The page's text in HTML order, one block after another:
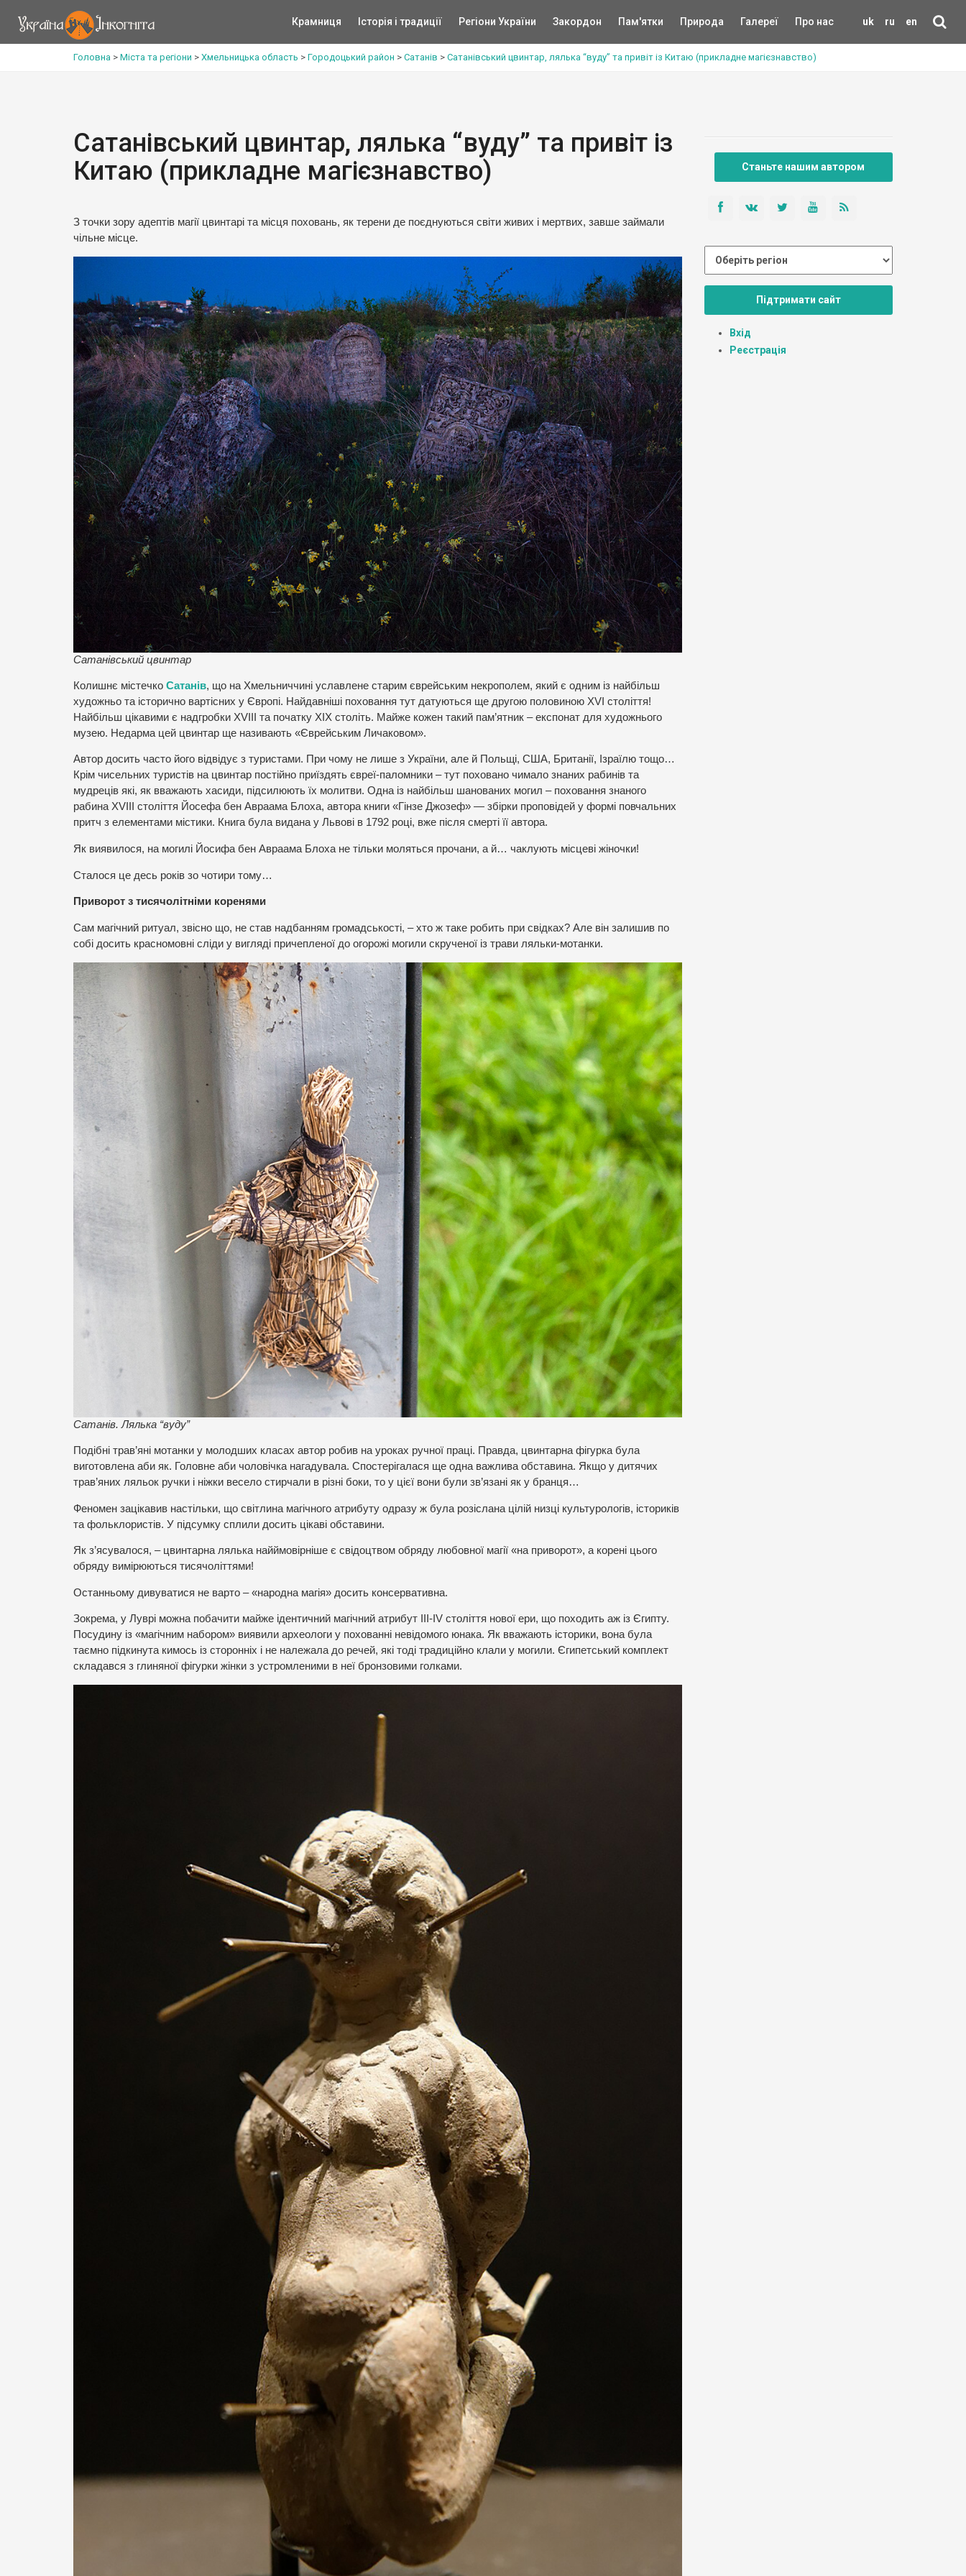
uk ru en
Крамниця Історія і традиції Регіони України Закордон Пам'ятки Природа Галереї Про нас
Головна > Міста та регіони > Хмельницька область > Городоцький район > Сатанів > Сатанівський цвинтар, лялька “вуду” та привіт із Китаю (прикладне магієзнавство)
Сатанівський цвинтар, лялька “вуду” та привіт із
Китаю (прикладне магієзнавство)
З точки зору адептів магії цвинтарі та місця поховань, як терени де поєднуються світи живих і мертвих, завше займали
чільне місце.
Сатанівський цвинтар
Колишнє містечко Сатанів, що на Хмельниччині уславлене старим єврейським некрополем, який є одним із найбільш
художньо та історично вартісних у Європі. Найдавніші поховання тут датуються ще другою половиною ХVІ століття!
Найбільш цікавими є надгробки ХVІІІ та початку ХІХ століть. Майже кожен такий пам’ятник – експонат для художнього
музею. Недарма цей цвинтар ще називають «Єврейським Личаковом».
Автор досить часто його відвідує з туристами. При чому не лише з України, але й Польщі, США, Британії, Ізраїлю тощо…
Крім чисельних туристів на цвинтар постійно приїздять євреї-паломники – тут поховано чимало знаних рабинів та
мудреців які, як вважають хасиди, підсилюють їх молитви. Одна із найбільш шанованих могил – поховання знаного
рабина XVIII століття Йосефа бен Авраама Блоха, автора книги «Гінзе Джозеф» — збірки проповідей у ​​формі повчальних
притч з елементами містики. Книга була видана у Львові в 1792 році, вже після смерті її автора.
Як виявилося, на могилі Йосифа бен Авраама Блоха не тільки моляться прочани, а й… чаклують місцеві жіночки!
Сталося це десь років зо чотири тому…
Приворот з тисячолітніми коренями
Сам магічний ритуал, звісно що, ​​не став надбанням громадськості, – хто ж таке робить при свідках? Але він залишив по
собі досить красномовні сліди у вигляді причепленої до огорожі могили скрученої із трави ляльки-мотанки.
Сатанів. Лялька “вуду”
Подібні трав’яні мотанки у молодших класах автор робив на уроках ручної праці. Правда, цвинтарна фігурка була
виготовлена аби як. Головне аби чоловічка нагадувала. Спостерігалася ще одна важлива обставина. Якщо у дитячих
трав’яних ляльок ручки і ніжки весело стирчали в різні боки, то у цієї вони були зв’язані як у бранця…
Феномен зацікавив настільки, що світлина магічного атрибуту одразу ж була розіслана цілій низці культурологів, істориків
та фольклористів. У підсумку сплили досить цікаві обставини.
Як з’ясувалося, – цвинтарна лялька найймовірніше є свідоцтвом обряду любовної магії «на приворот», а корені цього
обряду вимірюються тисячоліттями!
Останньому дивуватися не варто – «народна магія» досить консервативна.
Зокрема, у Луврі можна побачити майже ідентичний магічний атрибут III-IV століття нової ери, що походить аж із Єгипту.
Посудину із «магічним набором» виявили археологи у похованні невідомого юнака. Як вважають історики, вона була
таємно підкинута кимось із сторонніх і не належала до речей, які тоді традиційно клали у могили. Єгипетський комплект
складався з глиняної фігурки жінки з устромленими в неї бронзовими голками.
Станьте нашим автором
Підтримати сайт
Вхід
Реєстрація